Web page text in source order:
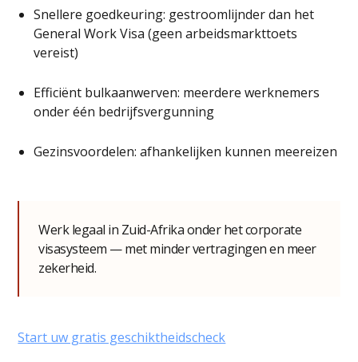
Snellere goedkeuring: gestroomlijnder dan het
General Work Visa (geen arbeidsmarkt­toets
vereist)
Efficiënt bulk­aanwerven: meerdere werknemers
onder één bedrijfsvergunning
Gezinsvoordelen: afhankelijken kunnen meereizen
Werk legaal in Zuid-Afrika onder het corporate
visa­systeem — met minder vertragingen en meer
zekerheid.
Start uw gratis geschiktheidscheck